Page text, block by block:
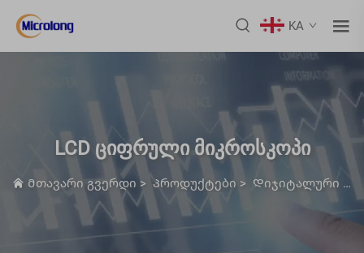
KA
LCD ციფრული მიკროსკოპი
Მთავარი გვერდი > Პროდუქტები > Დიჯიტალური მიკროსკოპი